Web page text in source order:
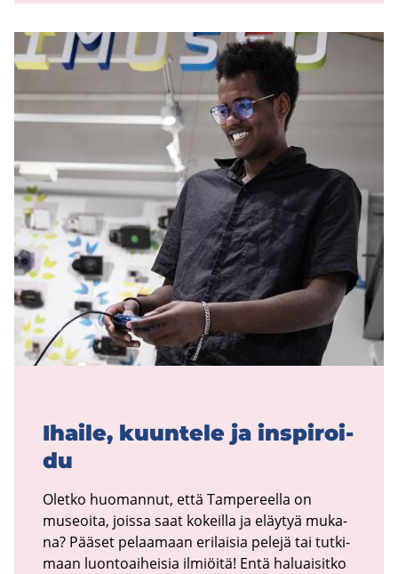
Ihai­le, kuun­te­le ja ins­pi­roi­
du
Olet­ko huo­man­nut, että Tam­pe­reel­la on
museoi­ta, jois­sa saat ko­keil­la ja eläy­tyä mu­ka­
na? Pää­set pe­laa­maan eri­lai­sia pe­le­jä tai tut­ki­
maan luon­toai­hei­sia il­miöi­tä! Entä ha­luai­sit­ko